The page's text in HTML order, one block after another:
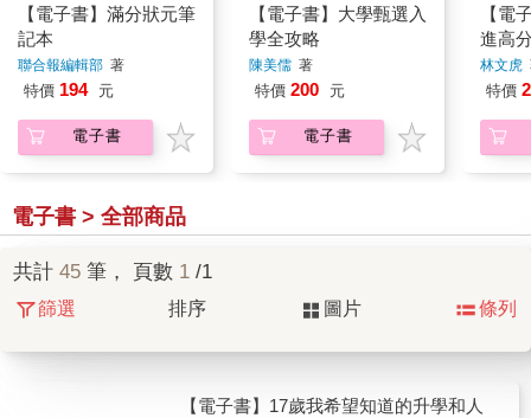
【電子書】滿分狀元筆
記本
聯合報編輯部 著
特價 194 元
電子書
【電子書】大學甄選入
學全攻略
陳美儒 著
特價 200 元
電子書
【電
進高
文虎
林文虎
特價
電子書 > 全部商品
共計 45 筆， 頁數 1 /1
篩選 排序 圖片 條列
【電子書】17歲我希望知道的升學和人